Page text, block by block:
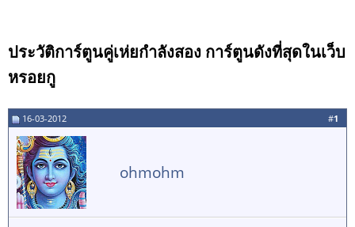
ประวัติการ์ตูนคู่เห่ยกำลังสอง การ์ตูนดังที่สุดในเว็บ
หรอยกู
#1
16-03-2012
ohmohm